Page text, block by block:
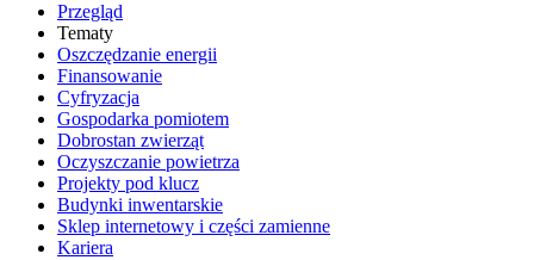
Przegląd
Tematy
​Oszczędzanie energii
Finansowanie
Cyfryzacja
Gospodarka pomiotem
Dobrostan zwierząt
Oczyszczanie powietrza
Projekty pod klucz
Budynki inwentarskie
Sklep internetowy i części zamienne
Kariera